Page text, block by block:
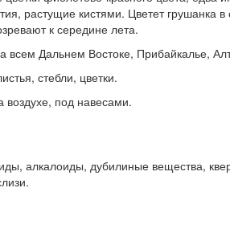
растущие кистями. Цветет грушанка в
к середине лета.
всем Дальнем Востоке, Прибайкалье,
стебли, цветки.
под навесами.
алкалоиды, дубилиные вещества,